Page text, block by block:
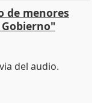
de menores